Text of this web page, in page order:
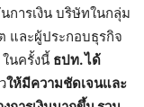
การเงิน บริษัทในกลุ่ม
และผู้ประกอบธุรกิจ
นครั้งนี้ ธปท. ได้
ให้มีความชัดเจนและ